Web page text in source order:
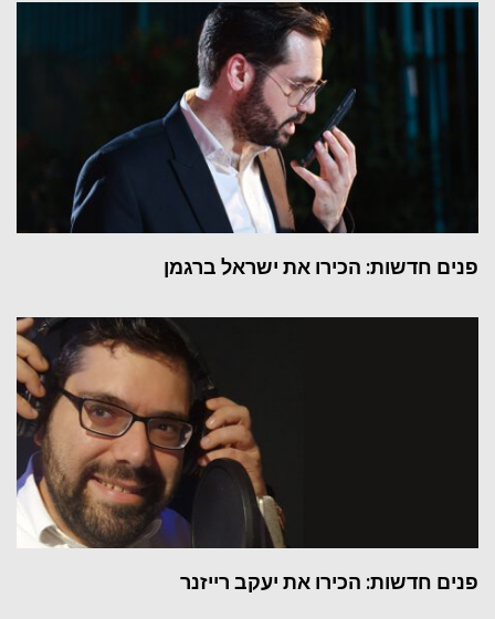
פנים חדשות: הכירו את ישראל ברגמן
פנים חדשות: הכירו את יעקב רייזנר